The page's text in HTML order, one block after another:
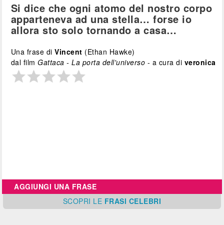
Si dice che ogni atomo del nostro corpo
apparteneva ad una stella… forse io
allora sto solo tornando a casa…
Una frase diVincent (Ethan Hawke)
dal filmGattaca - La porta dell'universo - a cura di veronica
AGGIUNGI UNA FRASE
SCOPRI LE FRASI CELEBRI